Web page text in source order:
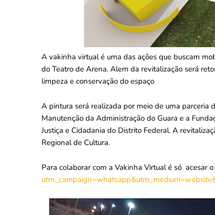
A vakinha virtual é uma das ações que buscam
do Teatro de Arena. Alem da revitalização será
limpeza e conservação do espaço
A pintura será realizada por meio de uma parceria
Manutenção da Administração do Guara e a
Justiça e Cidadania do Distrito Federal. A
Regional de Cultura.
Para colaborar com a Vakinha Virtual é só acesar